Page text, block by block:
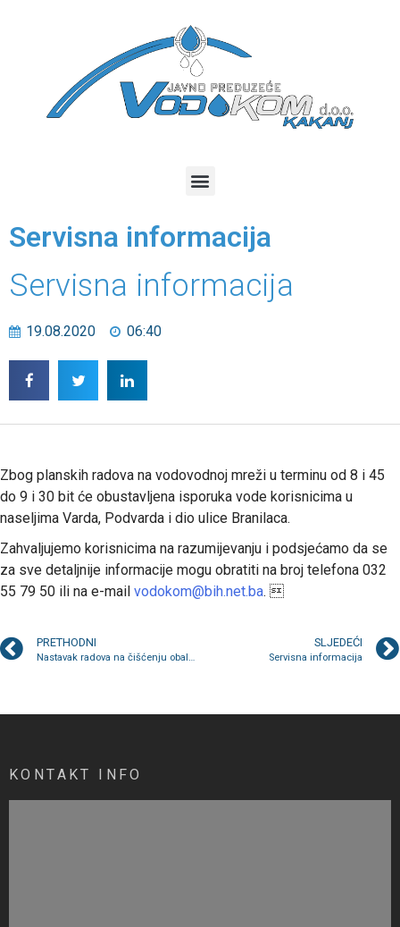
Servisna informacija
Servisna informacija
19.08.2020 06:40
Zbog planskih radova na vodovodnoj mreži u terminu od 8 i 45
do 9 i 30 bit će obustavljena isporuka vode korisnicima u
naseljima Varda, Podvarda i dio ulice Branilaca.
Zahvaljujemo korisnicima na razumijevanju i podsjećamo da se
za sve detaljnije informacije mogu obratiti na broj telefona 032
55 79 50 ili na e-mail vodokom@bih.net.ba. 
PRETHODNI
Nastavak radova na čišćenju obala rijeke Bosne
SLJEDEĆI
Servisna informacija
KONTAKT INFO